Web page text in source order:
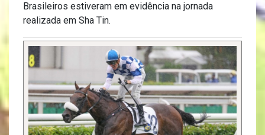
Brasileiros estiveram em evidência na jornada
realizada em Sha Tin.